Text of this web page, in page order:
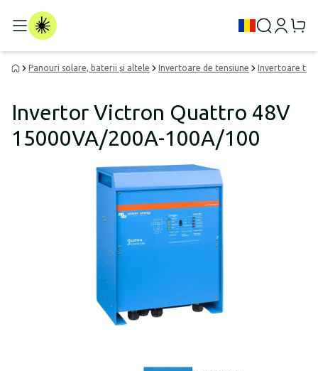
Panouri solare, baterii și altele Invertoare de tensiune Invertoare tip
Invertor Victron Quattro 48V
15000VA/200A-100A/100